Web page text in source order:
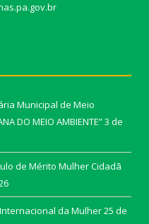
Municipal de Meio
DO MEIO AMBIENTE”3 de
de Mérito Mulher Cidadã
da Mulher25 de